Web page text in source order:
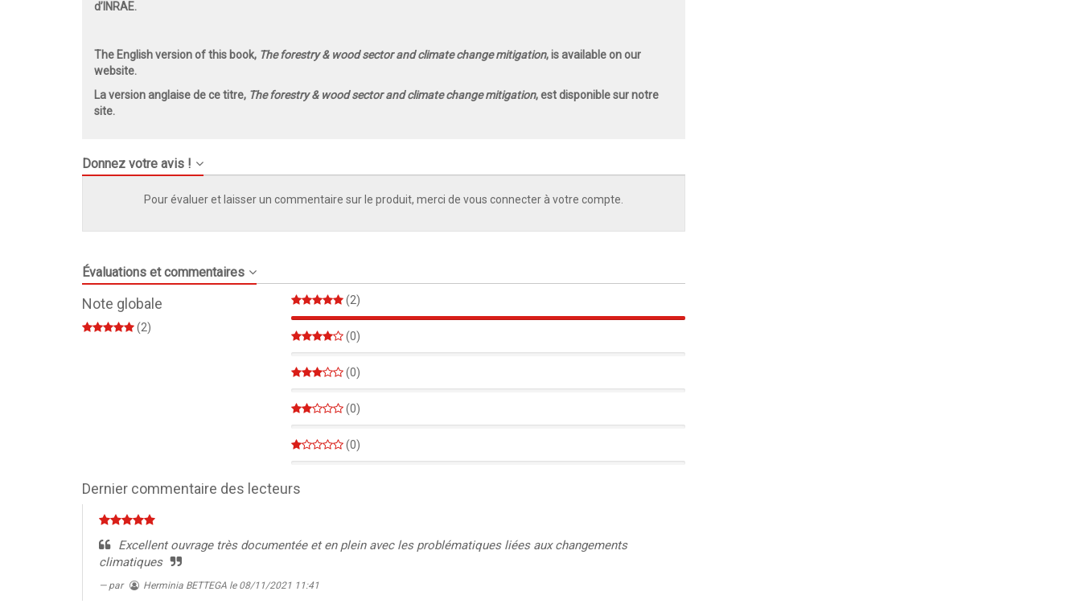
d’INRAE.
The English version of this book, The forestry & wood sector and climate change mitigation, is available on our
website.
La version anglaise de ce titre, The forestry & wood sector and climate change mitigation, est disponible sur notre
site.
Donnez votre avis !
Pour évaluer et laisser un commentaire sur le produit, merci de vous connecter à votre compte.
Évaluations et commentaires
Note globale
(2)
(2)
100%
(0)
(0)
(0)
(0)
Dernier commentaire des lecteurs
Excellent ouvrage très documentée et en plein avec les problématiques liées aux changements
climatiques
par Herminia BETTEGA le 08/11/2021 11:41